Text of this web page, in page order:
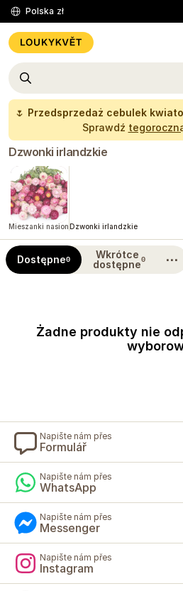
Polska zł
🌷 Przedsprzedaż cebulek
Sprawdź
Dzwonki irlandzkie
Mieszanki nasionDzwonki irlandzkie
Dostępne0
Wkrótce
dostępne0 ⋯
Żadne produkty nie
Napište nám přes
Formulář
Napište nám přes
WhatsApp
Napište nám přes
Messenger
Napište nám přes
Instagram